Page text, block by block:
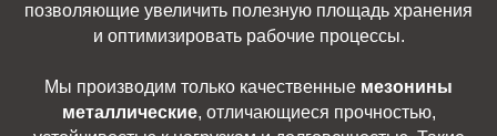
позволяющие увеличить полезную площадь хранения
и оптимизировать рабочие процессы.
Мы производим только качественные мезонины
металлические, отличающиеся прочностью,